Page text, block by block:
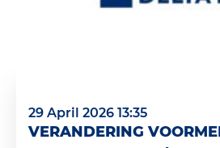
29 April 2026 13:35
VERANDERING